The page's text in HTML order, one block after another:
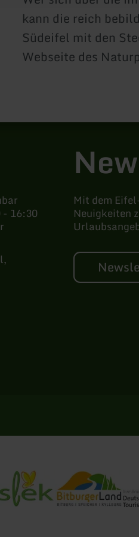
kann die reich
Südeifel mit den
Webseite des
- 16:30
Mit dem
Neuigkeiten
Information IslekTourist-Information